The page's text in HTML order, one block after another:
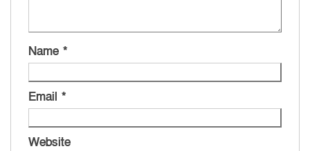
Name *
Email *
Website